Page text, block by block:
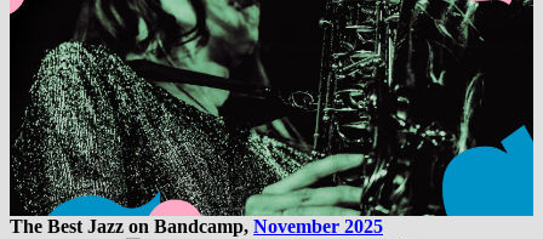
The Best Jazz on Bandcamp, November 2025